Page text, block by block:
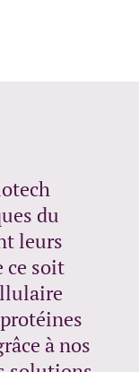
du
leurs
ce soit
à nos